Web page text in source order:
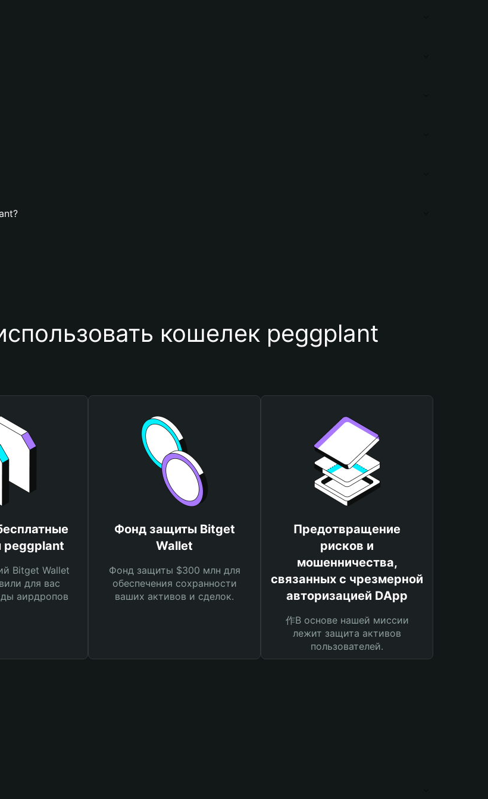
кошелек peggplant
peggplant
Bitget Wallet
для вас
аирдропов
Фонд защиты Bitget
Wallet
Фонд защиты $300 млн для
обеспечения сохранности
ваших активов и сделок.
Предотвращение
рисков и
мошенничества,
связанных с чрезмерной
авторизацией DApp
作В основе нашей миссии
лежит защита активов
пользователей.